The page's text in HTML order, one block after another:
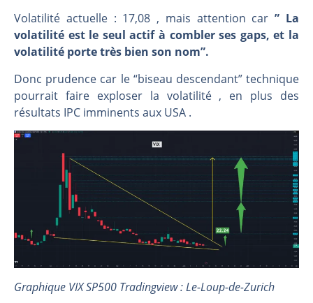
Volatilité actuelle : 17,08 , mais attention car” La
volatilité est le seul actif à combler ses gaps, et la
volatilité porte très bien son nom”.
Donc prudence car le “biseau descendant” technique
pourrait faire exploser la volatilité , en plus des
résultats IPC imminents aux USA .
Graphique VIX SP500 Tradingview : Le-Loup-de-Zurich